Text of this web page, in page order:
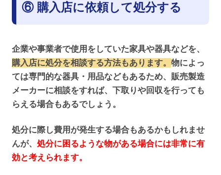
⑥ 購入店に依頼して処分する
企業や事業者で使用をしていた家具や器具などを、
購入店に処分を相談する方法もあります。 物によっ
ては専門的な器具・用品などもあるため、販売製造
メーカーに相談をすれば、下取りや回収を行っても
らえる場合もあるでしょう。
処分に際し費用が発生する場合もあるかもしれませ
んが、 処分に困るような物がある場合には非常に有
効と考えられます。